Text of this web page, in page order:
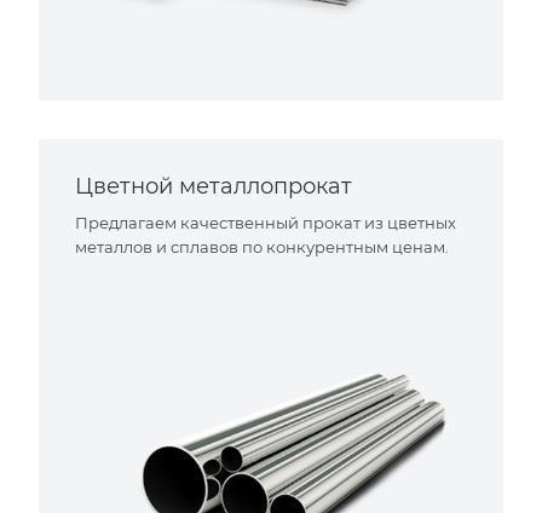
Цветной металлопрокат
Предлагаем качественный прокат из цветных
металлов и сплавов по конкурентным ценам.